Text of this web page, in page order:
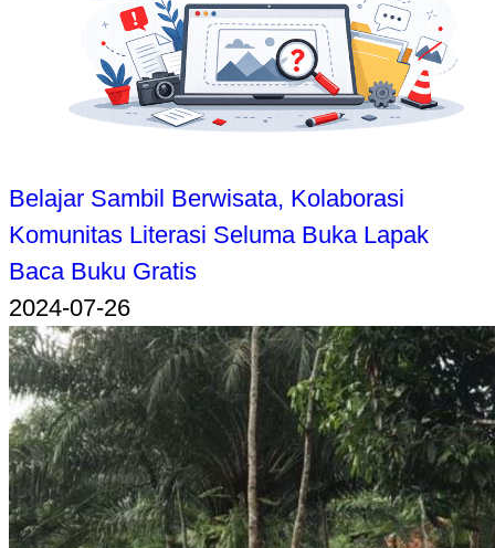
Belajar Sambil Berwisata, Kolaborasi
Komunitas Literasi Seluma Buka Lapak
Baca Buku Gratis
2024-07-26